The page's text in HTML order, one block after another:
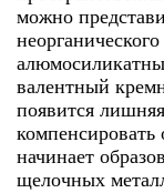
можно
валентный
появится
компенсировать
начинает
щелочных